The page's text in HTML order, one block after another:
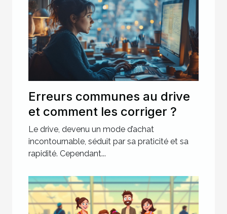
Erreurs communes au drive
et comment les corriger ?
Le drive, devenu un mode d’achat
incontournable, séduit par sa praticité et sa
rapidité. Cependant...